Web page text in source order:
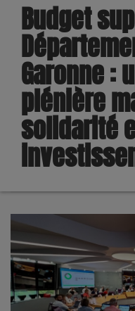
Budget
Garonne :
plénière
solidarité